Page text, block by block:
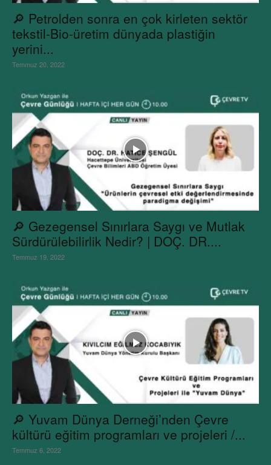
🔎 Petrolden sonra en çok kirleten sektör
tekstil-Bio-üretim dünyada plastiğin
yerini...
Temmuz 20, 2022
🔎 Gezegensel Sınırlara Saygı ve Mutlak
Sürdürülebilirlik Nedir? | DOÇ. DR....
Temmuz 19, 2022
🔎 Yuvam Dünya Derneği’nden Çevre
kültürü eğitim programları ve projeleri /...
Temmuz 6, 2022